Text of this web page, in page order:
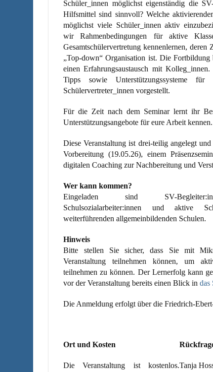
Schüler_innen möglichst eigenständig die
Hilfsmittel sind sinnvoll? Welche
möglichst viele Schüler_innen aktiv
wir Rahmenbedingungen für aktive
Gesamtschülervertretung kennenlernen, deren
„Top-down“ Organisation ist. Die Fortbildung
einen Erfahrungsaustausch mit
Tipps sowie Unterstützungssysteme für
Schülervertreter_innen vorgestellt.
Für die Zeit nach dem Seminar lernt ihr
Unterstützungsangebote für eure Arbeit kennen.
Diese Veranstaltung ist drei-teilig angelegt
Vorbereitung (19.05.26), einem
digitalen Coaching zur Nachbereitung und
Wer kann kommen?
Eingeladen sind SV-
Schulsozialarbeiter:innen und aktive
weiterführenden allgemeinbildenden Schulen.
Hinweis
Bitte stellen Sie sicher, dass Sie mit
Veranstaltung teilnehmen können, um
teilnehmen zu können. Der Lernerfolg kann
vor der Veranstaltung bereits einen Blick indas
Die Anmeldung erfolgt über die Friedrich-
Ort und Kosten
Die Veranstaltung ist kostenlos.Tanja